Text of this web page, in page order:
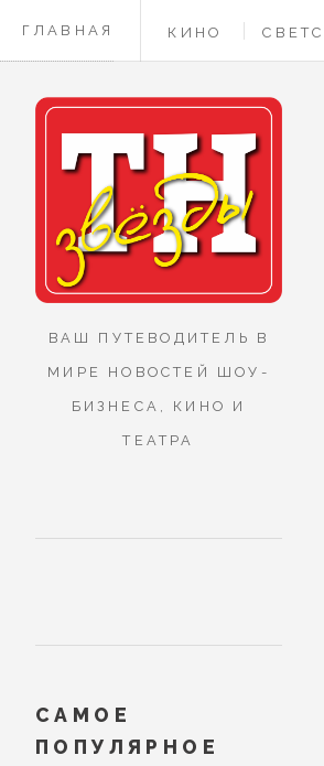
ГЛАВНАЯ КИНО
КОНТАКТЫ
ВАШ ПУТЕВОДИТЕЛЬ В
МИРЕ НОВОСТЕЙ ШОУ-
БИЗНЕСА, КИНО И
ТЕАТРА
САМОЕ
ПОПУЛЯРНОЕ